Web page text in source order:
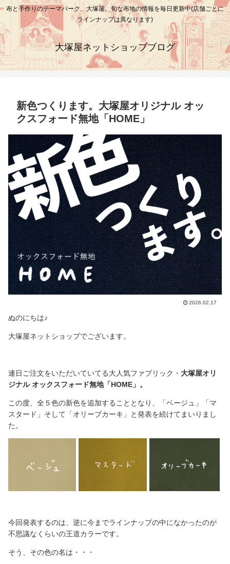
布と手作りのテーマパーク、大塚屋。旬な布地の情報を毎日更新中(店舗ごとに
ラインナップは異なります)
大塚屋ネットショップブログ
新色つくります。大塚屋オリジナル オッ
クスフォード無地「HOME」
2026.02.17
ぬのにちは♪
大塚屋ネットショップでございます。
連日ご注文をいただいていてる大人気ファブリック・ 大塚屋オリ
ジナル オックスフォード無地「HOME」。
この度、全５色の新色を追加することとなり、「ベージュ」「マ
スタード」そして「オリーブカーキ」と発表を続けてまいりまし
た。
今回発表するのは、逆に今までラインナップの中になかったのが
不思議なくらいの王道カラーです。
そう、その色の名は・・・